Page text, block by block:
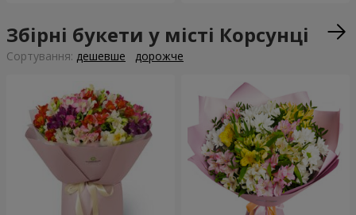
Збірні букети у місті Корсунці
Сортування: дешевше дорожче